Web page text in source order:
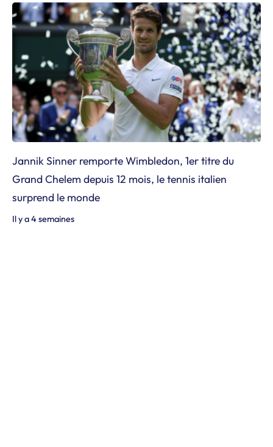
Jannik Sinner remporte Wimbledon, 1er titre du
Grand Chelem depuis 12 mois, le tennis italien
surprend le monde
Il y a 4 semaines